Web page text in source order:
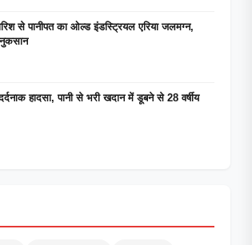
से पानीपत का ओल्ड इंडस्ट्रियल एरिया जलमग्न,
नुकसान
हादसा, पानी से भरी खदान में डूबने से 28 वर्षीय